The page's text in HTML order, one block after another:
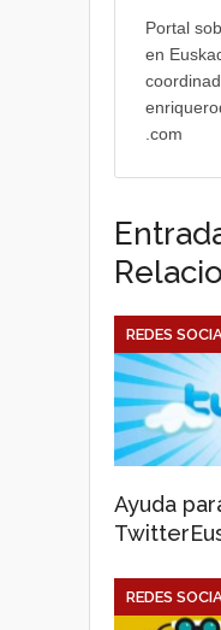
Portal
en
.com
Ayuda
REDES
REDES